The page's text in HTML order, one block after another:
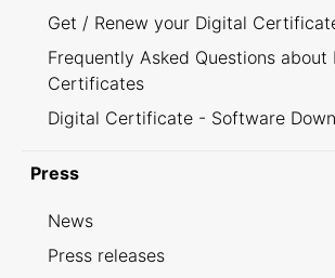
Get / Renew your Digital
Frequently Asked Questions about
Certificates
Digital Certificate - Software
Press
News
Press releases